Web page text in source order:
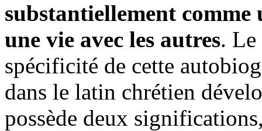
substantiellement
une vie avec les autres.
spécificité de cette
dans le latin chrétien
possède deux